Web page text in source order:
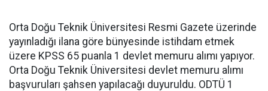
Orta Doğu Teknik Üniversitesi Resmi Gazete üzerinde
yayınladığı ilana göre bünyesinde istihdam etmek
üzere KPSS 65 puanla 1 devlet memuru alımı yapıyor.
Orta Doğu Teknik Üniversitesi devlet memuru alımı
başvuruları şahsen yapılacağı duyuruldu. ODTÜ 1